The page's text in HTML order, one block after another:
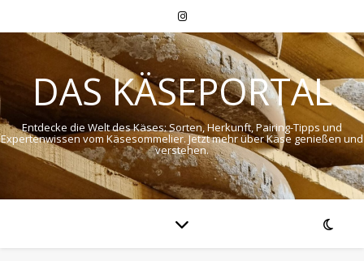
DAS KÄSEPORTAL
Entdecke die Welt des Käses: Sorten, Herkunft, Pairing-Tipps und
Expertenwissen vom Käsesommelier. Jetzt mehr über Käse genießen und
verstehen.